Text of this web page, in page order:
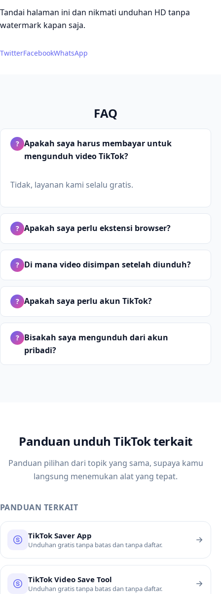
Tandai halaman ini dan nikmati unduhan HD tanpa
watermark kapan saja.
TwitterFacebookWhatsApp
FAQ
? Apakah saya harus membayar untuk
mengunduh video TikTok?
Tidak, layanan kami selalu gratis.
? Apakah saya perlu ekstensi browser?
? Di mana video disimpan setelah diunduh?
? Apakah saya perlu akun TikTok?
?
Bisakah saya mengunduh dari akun
pribadi?
Panduan unduh TikTok terkait
Panduan pilihan dari topik yang sama, supaya kamu
langsung menemukan alat yang tepat.
PANDUAN TERKAIT
TikTok Saver App
Unduhan gratis tanpa batas dan tanpa daftar.
TikTok Video Save Tool
Unduhan gratis tanpa batas dan tanpa daftar.